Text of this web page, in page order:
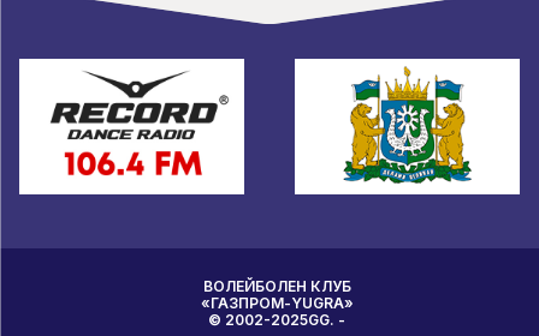
ВОЛЕЙБОЛЕН КЛУБ
«ГАЗПРОМ-YUGRA»
© 2002-2025GG. -